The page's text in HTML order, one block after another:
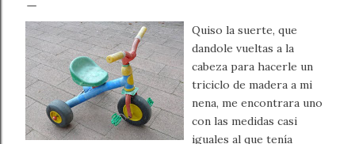
Quiso la suerte, que
dandole vueltas a la
cabeza para hacerle un
triciclo de madera a mi
nena, me encontrara uno
con las medidas casi
iguales al que tenía